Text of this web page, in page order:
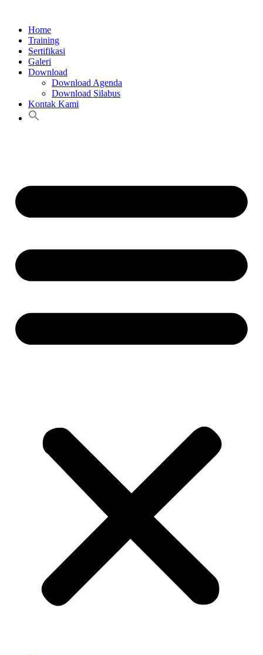
kontenHome
Training
Sertifikasi
Galeri
Download
Download Agenda
Download Silabus
Kontak Kami